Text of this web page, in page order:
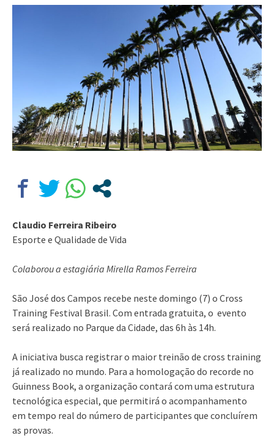
Claudio Ferreira Ribeiro
Esporte e Qualidade de Vida
Colaborou a estagiária Mirella Ramos Ferreira
São José dos Campos recebe neste domingo (7) o Cross
Training Festival Brasil. Com entrada gratuita, o evento
será realizado no Parque da Cidade, das 6h às 14h.
A iniciativa busca registrar o maior treinão de cross training
já realizado no mundo. Para a homologação do recorde no
Guinness Book, a organização contará com uma estrutura
tecnológica especial, que permitirá o acompanhamento
em tempo real do número de participantes que concluírem
as provas.